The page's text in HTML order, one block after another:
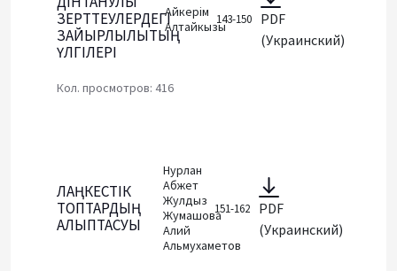
ЗЕРТТЕУЛЕРДЕГІ
ЗАЙЫРЛЫЛЫҚТЫҢ
ҮЛГІЛЕРІ
Айкерім
Алтайкызы143-150
PDF
(Украинский)
Кол. просмотров: 416
ЛАҢКЕСТІК
ТОПТАРДЫҢ
ҚАЛЫПТАСУЫ
Нурлан
Абжет
Жулдыз
Жумашова
Алий
Альмухаметов
151-162
PDF
(Украинский)